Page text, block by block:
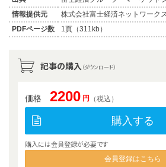
情報提供元
株式会社富士経済ネットワーク
PDFページ数
1頁（311kb）
記事の購入 （ダウンロード）
価格 2200 円 （税込）
購入する
購入には会員登録が必要です
会員登録はこちら